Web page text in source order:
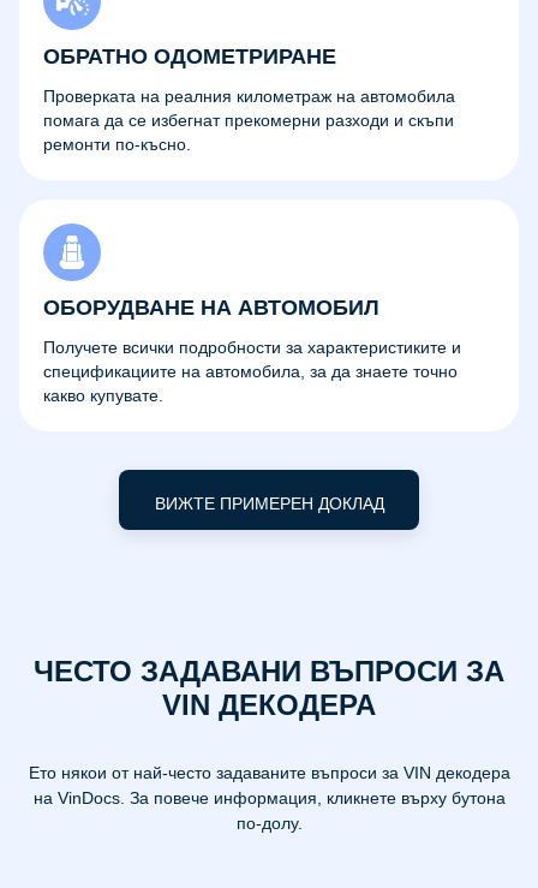
ОБРАТНО ОДОМЕТРИРАНЕ
Проверката на реалния километраж на автомобила
помага да се избегнат прекомерни разходи и скъпи
ремонти по-късно.
ОБОРУДВАНЕ НА АВТОМОБИЛ
Получете всички подробности за характеристиките и
спецификациите на автомобила, за да знаете точно
какво купувате.
ВИЖТЕ ПРИМЕРЕН ДОКЛАД
ЧЕСТО ЗАДАВАНИ ВЪПРОСИ ЗА
VIN ДЕКОДЕРА
Ето някои от най-често задаваните въпроси за VIN декодера
на VinDocs. За повече информация, кликнете върху бутона
по-долу.